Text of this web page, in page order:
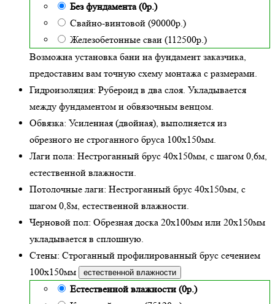
Без фундамента (0р.)
Свайно-винтовой (90000р.)
Железобетонные сваи (112500р.)
Возможна установка бани на фундамент заказчика,
предоставим вам точную схему монтажа с размерами.
Гидроизоляция: Рубероид в два слоя. Укладывается
между фундаментом и обвязочным венцом.
Обвязка: Усиленная (двойная), выполняется из
обрезного не строганного бруса 100х150мм.
Лаги пола: Нестроганный брус 40х150мм, с шагом 0,6м,
естественной влажности.
Потолочные лаги: Нестроганный брус 40х150мм, с
шагом 0,8м, естественной влажности.
Черновой пол: Обрезная доска 20х100мм или 20х150мм
укладывается в сплошную.
Стены: Строганный профилированный брус сечением
100х150мм
естественной влажности
Естественной влажности (0р.)